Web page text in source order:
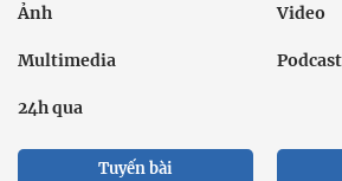
Ảnh Video
Multimedia Podcast
24h qua
Tuyến bài